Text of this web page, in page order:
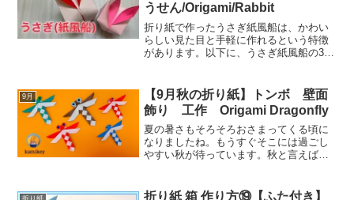
うせん/Origami/Rabbit
折り紙で作ったうさぎ紙風船は、かわい
らしい見た目と手軽に作れるという特徴
があります。以下に、うさぎ紙風船の3つ
トのラッピングに使うことができます。
紐やリボンをつけて...
9月
【9月秋の折り紙】トンボ 壁面
飾り 工作 Origami Dragonfly
夏の暑さもそろそろおさまってくる頃に
なりましたね。もうすぐそこには過ごし
やすい秋が待っています。秋と言えば夕
るものもあって、夏にも多くのトンボが
折り紙
折り紙 箱 作り方⑲【ふた付き】